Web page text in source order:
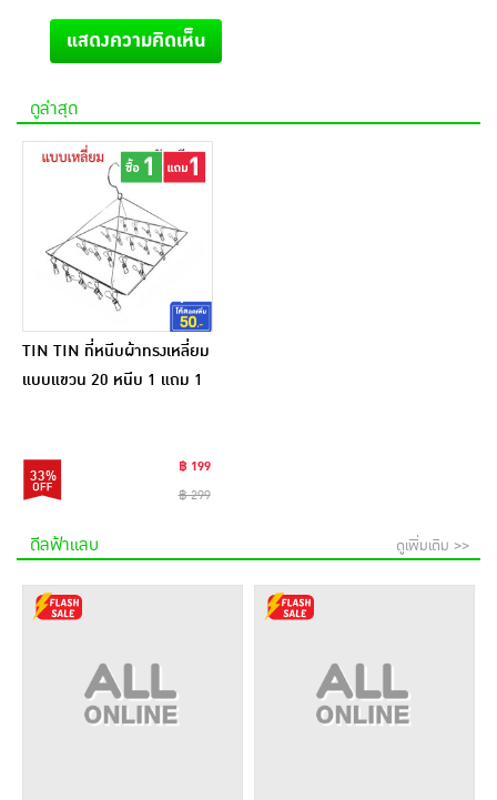
แสดงความคิดเห็น
ดูล่าสุด
TIN TIN ที่หนีบผ้าทรงเหลี่ยม
แบบแขวน 20 หนีบ 1 แถม 1
33%
฿ 199
฿ 299
ดีลฟ้าแลบ ดูเพิ่มเติม >>